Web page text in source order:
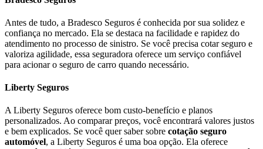
Antes de tudo, a Bradesco Seguros é conhecida por sua solidez e
confiança no mercado. Ela se destaca na facilidade e rapidez do
atendimento no processo de sinistro. Se você precisa cotar seguro e
valoriza agilidade, essa seguradora oferece um serviço confiável
para acionar o seguro de carro quando necessário.
Liberty Seguros
A Liberty Seguros oferece bom custo-benefício e planos
personalizados. Ao comparar preços, você encontrará valores justos
e bem explicados. Se você quer saber sobre cotação seguro
automóvel, a Liberty Seguros é uma boa opção. Ela oferece